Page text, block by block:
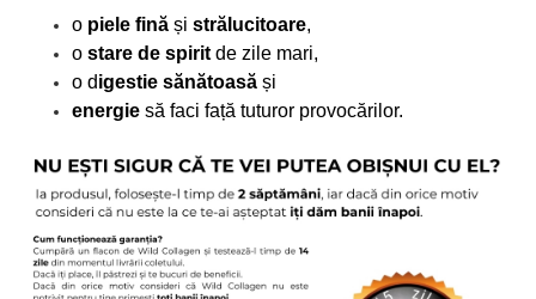
o piele fină și strălucitoare,
o stare de spirit de zile mari,
o digestie sănătoasă și
energie să faci față tuturor provocărilor.